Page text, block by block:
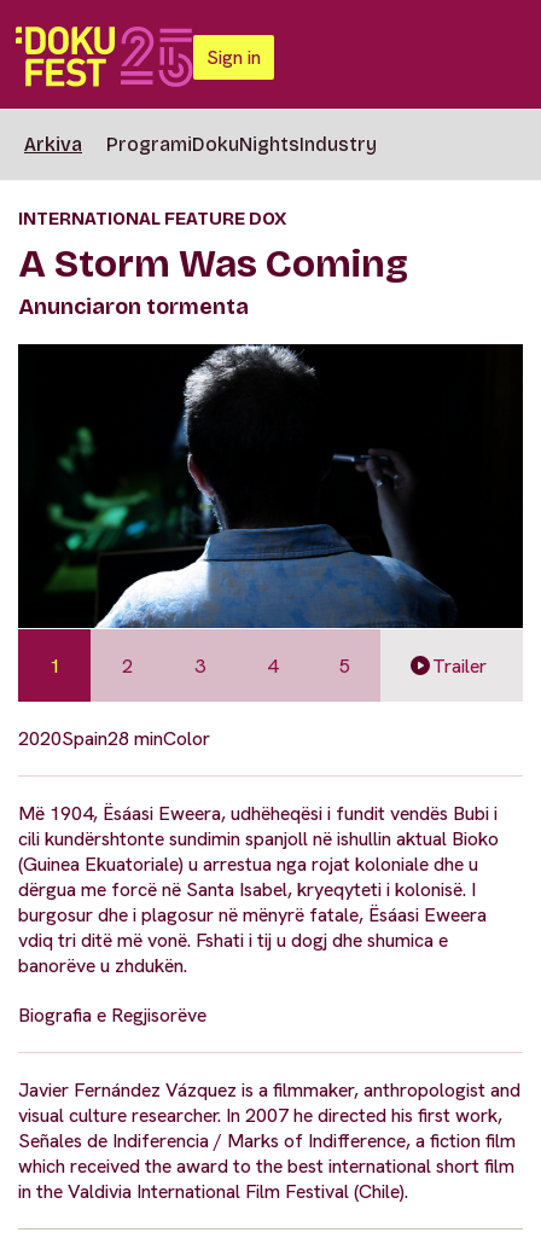
Sign in
Arkiva ProgramiDokuNightsIndustry
INTERNATIONAL FEATURE DOX
A Storm Was Coming
Anunciaron tormenta
1 2 3 4 5 Trailer
2020Spain28 minColor
Më 1904, Ësáasi Eweera, udhëheqësi i fundit vendës Bubi i
cili kundërshtonte sundimin spanjoll në ishullin aktual Bioko
(Guinea Ekuatoriale) u arrestua nga rojat koloniale dhe u
dërgua me forcë në Santa Isabel, kryeqyteti i kolonisë. I
burgosur dhe i plagosur në mënyrë fatale, Ësáasi Eweera
vdiq tri ditë më vonë. Fshati i tij u dogj dhe shumica e
banorëve u zhdukën.
Biografia e Regjisorëve
Javier Fernández Vázquez is a filmmaker, anthropologist and
visual culture researcher. In 2007 he directed his first work,
Señales de Indiferencia / Marks of Indifference, a fiction film
which received the award to the best international short film
in the Valdivia International Film Festival (Chile).